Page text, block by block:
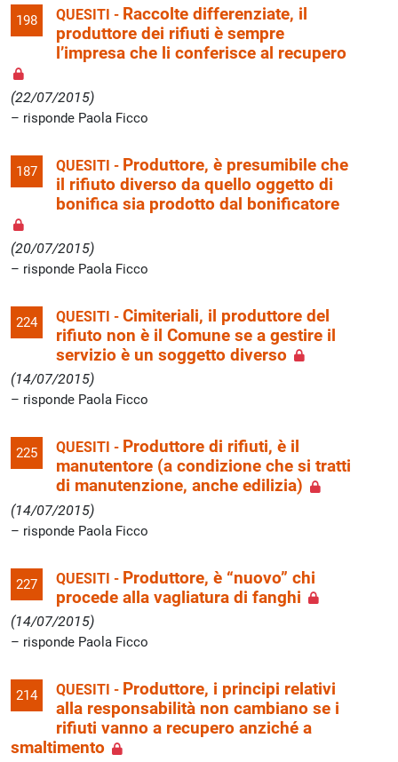
198 QUESITI - Raccolte differenziate, il
produttore dei rifiuti è sempre
l’impresa che li conferisce al recupero
(22/07/2015)
risponde Paola Ficco
187 QUESITI - Produttore, è presumibile che
il rifiuto diverso da quello oggetto di
bonifica sia prodotto dal bonificatore
(20/07/2015)
risponde Paola Ficco
224 QUESITI - Cimiteriali, il produttore del
rifiuto non è il Comune se a gestire il
servizio è un soggetto diverso
(14/07/2015)
risponde Paola Ficco
225 QUESITI - Produttore di rifiuti, è il
manutentore (a condizione che si tratti
di manutenzione, anche edilizia)
(14/07/2015)
risponde Paola Ficco
227 QUESITI - Produttore, è “nuovo” chi
procede alla vagliatura di fanghi
(14/07/2015)
risponde Paola Ficco
214 QUESITI - Produttore, i principi relativi
alla responsabilità non cambiano se i
rifiuti vanno a recupero anziché a
smaltimento